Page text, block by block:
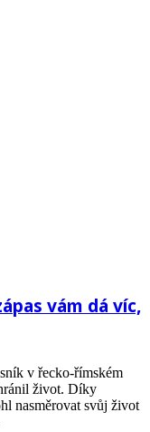
vám dá víc,
v řecko-římském
život. Díky
nasměrovat svůj život